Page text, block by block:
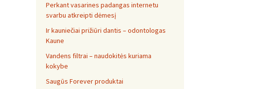
Perkant vasarines padangas internetu
svarbu atkreipti dėmesį
Ir kauniečiai prižiūri dantis – odontologas
Kaune
Vandens filtrai – naudokitės kuriama
kokybe
Saugūs Forever produktai